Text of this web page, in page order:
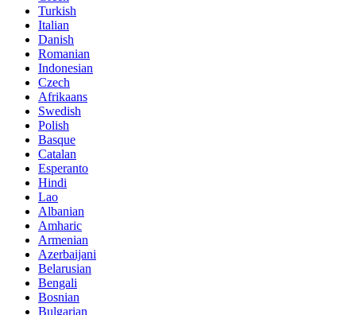
Turkish
Italian
Danish
Romanian
Indonesian
Czech
Afrikaans
Swedish
Polish
Basque
Catalan
Esperanto
Hindi
Lao
Albanian
Amharic
Armenian
Azerbaijani
Belarusian
Bengali
Bosnian
Bulgarian